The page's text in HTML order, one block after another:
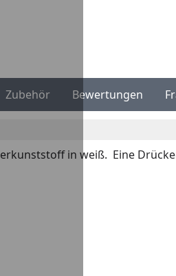
Zubehör Bewertungen
in weiß. Eine